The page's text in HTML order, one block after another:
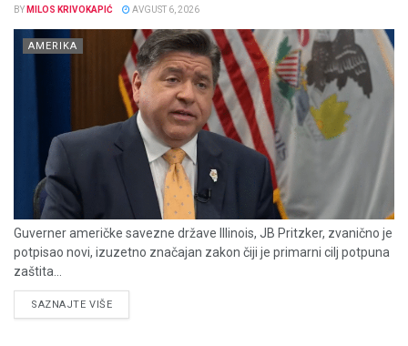
BY MILOS KRIVOKAPIĆ AVGUST 6, 2026
AMERIKA
Guverner američke savezne države Illinois, JB Pritzker, zvanično je
potpisao novi, izuzetno značajan zakon čiji je primarni cilj potpuna
zaštita...
SAZNAJTE VIŠEDETAILS